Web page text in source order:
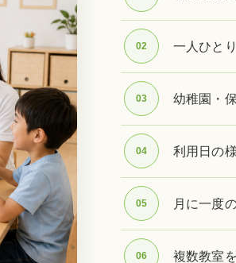
02 一人ひと
03 幼稚園・
04 利用日の
05 月に一度
06 複数教室